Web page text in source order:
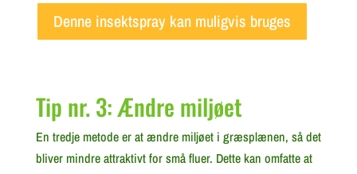
Denne insektspray kan muligvis bruges
Tip nr. 3: Ændre miljøet
En tredje metode er at ændre miljøet i græsplænen, så det
bliver mindre attraktivt for små fluer. Dette kan omfatte at